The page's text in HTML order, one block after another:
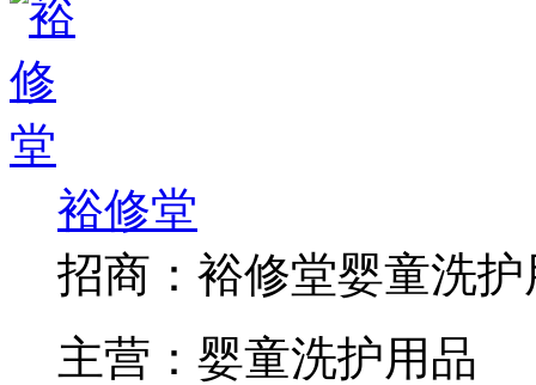
裕修堂
招商： 裕修堂婴童洗
主营： 婴童洗护用品